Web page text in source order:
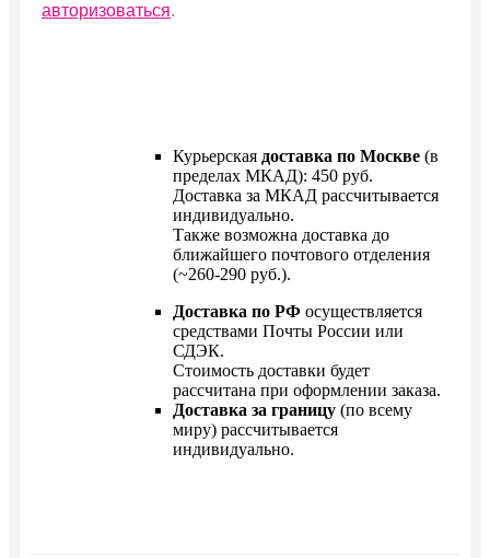
авторизоваться.
Курьерская доставка по Москве (в
пределах МКАД): 450 руб.
Доставка за МКАД рассчитывается
индивидуально.
Также возможна доставка до
ближайшего почтового отделения
(~260-290 руб.).
Доставка по РФ осуществляется
средствами Почты России или
СДЭК.
Стоимость доставки будет
рассчитана при оформлении заказа.
Доставка за границу (по всему
миру) рассчитывается
индивидуально.